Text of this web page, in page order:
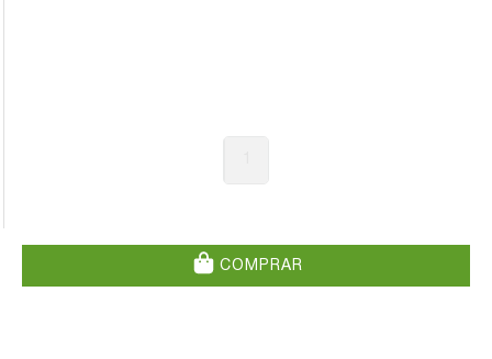
COMPRAR